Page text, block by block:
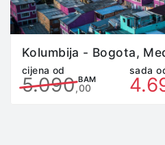
Agencija određuje
mjesta za pauzu i dužinu
putnik prihvata sve gore
prigovor i žalbu.
Aranžman je rađen na
daleka putovanja i 50
U slučaju nedovoljnog
cijena od
5.090 BAM
,00
sada